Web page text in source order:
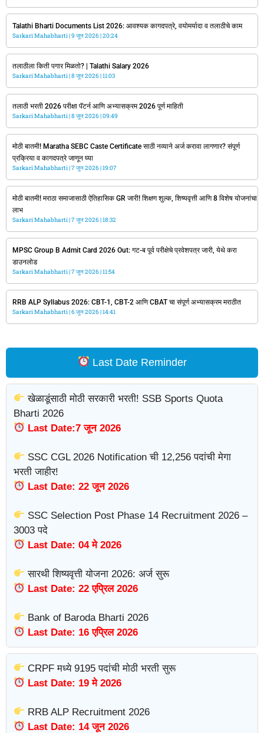
Talathi Bharti Documents List 2026: आवश्यक कागदपत्रे, वयोमर्यादा व तलाठीचे काम
Sarkari Mahabharti 9 जून 2026 20:24
तलाठीला किती पगार मिळतो? | Talathi Salary 2026
Sarkari Mahabharti 8 जून 2026 11:03
तलाठी भरती 2026 परीक्षा पॅटर्न आणि अभ्यासक्रम 2026 पूर्ण माहिती
Sarkari Mahabharti 8 जून 2026 09:49
मोठी बातमी! Maratha SEBC Caste Certificate साठी नव्याने अर्ज करावा लागणार? संपूर्ण
प्रक्रिया व कागदपत्रे जाणून घ्या
Sarkari Mahabharti 7 जून 2026 19:07
मोठी बातमी! मराठा समाजासाठी ऐतिहासिक GR जारी! शिक्षण शुल्क, शिष्यवृत्ती आणि 8 विशेष योजनांचा
लाभ
Sarkari Mahabharti 7 जून 2026 18:32
MPSC Group B Admit Card 2026 Out: गट-ब पूर्व परीक्षेचे प्रवेशपत्र जारी, येथे करा
डाउनलोड
Sarkari Mahabharti 7 जून 2026 11:54
RRB ALP Syllabus 2026: CBT-1, CBT-2 आणि CBAT चा संपूर्ण अभ्यासक्रम मराठीत
Sarkari Mahabharti 6 जून 2026 14:41
Last Date Reminder
खेळाडूंसाठी मोठी सरकारी भरती! SSB Sports Quota
Bharti 2026
Last Date:7 जून 2026
SSC CGL 2026 Notification ची 12,256 पदांची मेगा
भरती जाहीर!
Last Date: 22 जून 2026
SSC Selection Post Phase 14 Recruitment 2026 –
3003 पदे
Last Date: 04 मे 2026
सारथी शिष्यवृत्ती योजना 2026: अर्ज सुरू
Last Date: 22 एप्रिल 2026
Bank of Baroda Bharti 2026
Last Date: 16 एप्रिल 2026
CRPF मध्ये 9195 पदांची मोठी भरती सुरू
Last Date: 19 मे 2026
RRB ALP Recruitment 2026
Last Date: 14 जून 2026